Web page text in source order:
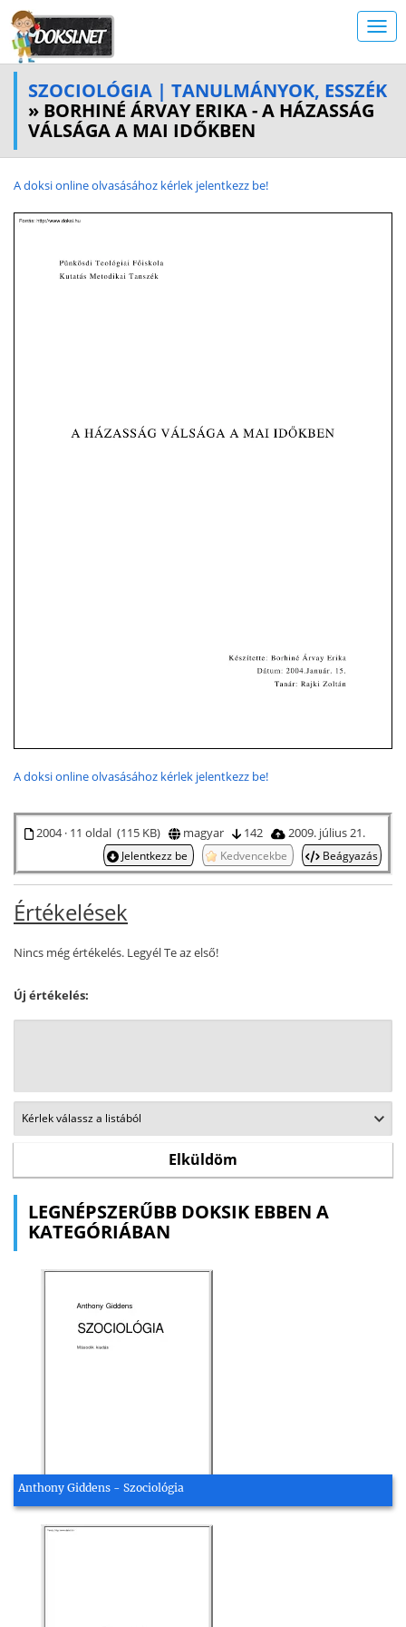
SZOCIOLÓGIA | TANULMÁNYOK, ESSZÉK
» BORHINÉ ÁRVAY ERIKA - A HÁZASSÁG
VÁLSÁGA A MAI IDŐKBEN
A doksi online olvasásához kérlek jelentkezz be!
A doksi online olvasásához kérlek jelentkezz be!
2004 · 11 oldal (115 KB) magyar 142 2009. július 21.
Jelentkezz be Kedvencekbe Beágyazás
Értékelések
Nincs még értékelés. Legyél Te az első!
Új értékelés:
LEGNÉPSZERŰBB DOKSIK EBBEN A
KATEGÓRIÁBAN
Anthony Giddens - Szociológia